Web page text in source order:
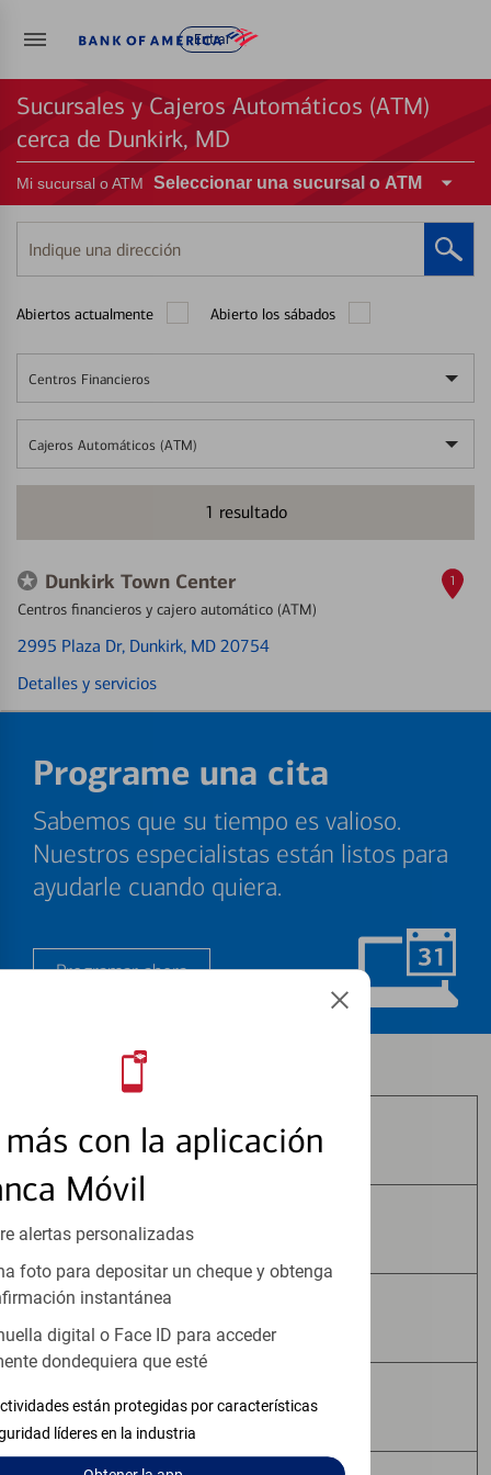
Entrar
con la aplicación
Móvil
alertas personalizadas
foto para depositar un cheque y obtenga
instantánea
digital o Face ID para acceder
dondequiera que esté
están protegidas por características
líderes en la industria
Sucursales y Cajeros Automáticos (ATM)
cerca de Dunkirk, MD
Mi sucursal o ATM Seleccionar una sucursal o ATM
Indique
una
Abiertos actualmente Abierto los sábados
Centros Financieros
Cajeros Automáticos (ATM)
1 resultado
Dunkirk Town Center
Centros financieros y cajero automático (ATM)
2995 Plaza Dr, Dunkirk, MD 20754
Detalles y servicios
1
Programe una cita
Sabemos que su tiempo es valioso.
Nuestros especialistas están listos para
ayudarle cuando quiera.
Programar ahora
Los productos de inversión y seguros:
No Están Asegurados por FDIC
No Tienen Garantía Bancaria
No Constituyen Depósitos